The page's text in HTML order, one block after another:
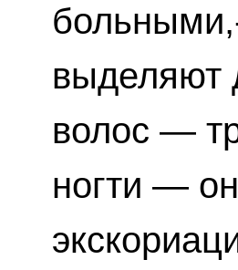
выделяют
волос —
ногти —